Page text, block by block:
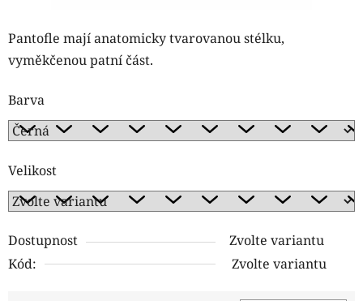
Pantofle mají anatomicky tvarovanou stélku,
vyměkčenou patní část.
Barva
Velikost
Dostupnost
Zvolte variantu
Kód:
Zvolte variantu